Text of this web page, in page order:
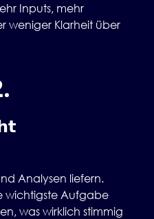
Inputs, mehr
weniger Klarheit über
Analysen liefern.
wichtigste Aufgabe
was wirklich stimmig